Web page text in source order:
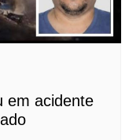
em acidente